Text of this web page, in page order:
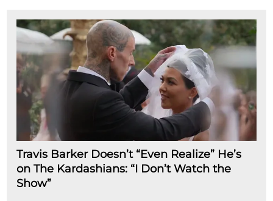
Travis Barker Doesn’t “Even Realize” He’s
on The Kardashians: “I Don’t Watch the
Show”